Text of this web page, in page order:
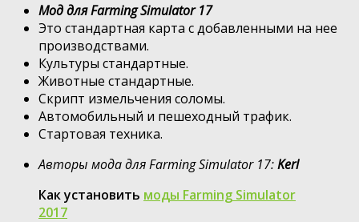
Мод для Farming Simulator 17
Это стандартная карта с добавленными на нее
производствами.
Культуры стандартные.
Животные стандартные.
Скрипт измельчения соломы.
Автомобильный и пешеходный трафик.
Стартовая техника.
Авторы мода для Farming Simulator 17:Kerl
Как установить моды Farming Simulator
2017